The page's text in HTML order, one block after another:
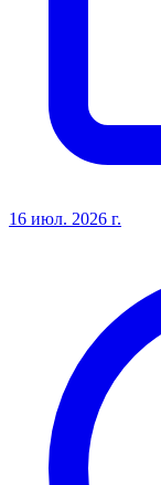
16 июл. 2026 г.